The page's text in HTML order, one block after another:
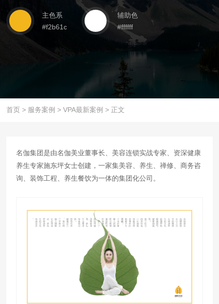
主色系
#f2b61c
辅助色
#ffffff
首页 > 服务案例 >VPA最新案例 > 正文
名伽集团是由名伽美业董事长、美容连锁实战专家、资深健康
养生专家施东坪女士创建，一家集美容、养生、禅修、商务咨
询、装饰工程、养生餐饮为一体的集团化公司。